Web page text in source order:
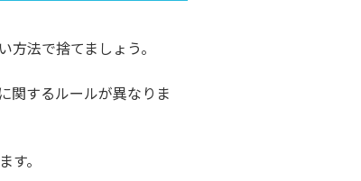
法で捨てましょう。
関するルールが異なりま
。